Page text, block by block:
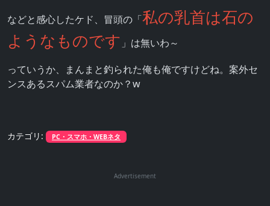
などと感心したケド、冒頭の「私の乳首は石の
ようなものです 」は無いわ～
っていうか、まんまと釣られた俺も俺ですけどね。案外セ
ンスあるスパム業者なのか？w
カテゴリ: PC・スマホ・WEBネタ
Advertisement